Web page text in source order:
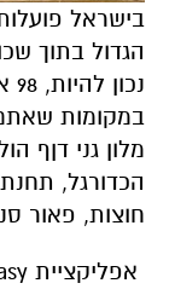
הגדול בתוך
במקומות
מלון גני דןף
הכדורגל,
חוצות, פאור
אפליקציית